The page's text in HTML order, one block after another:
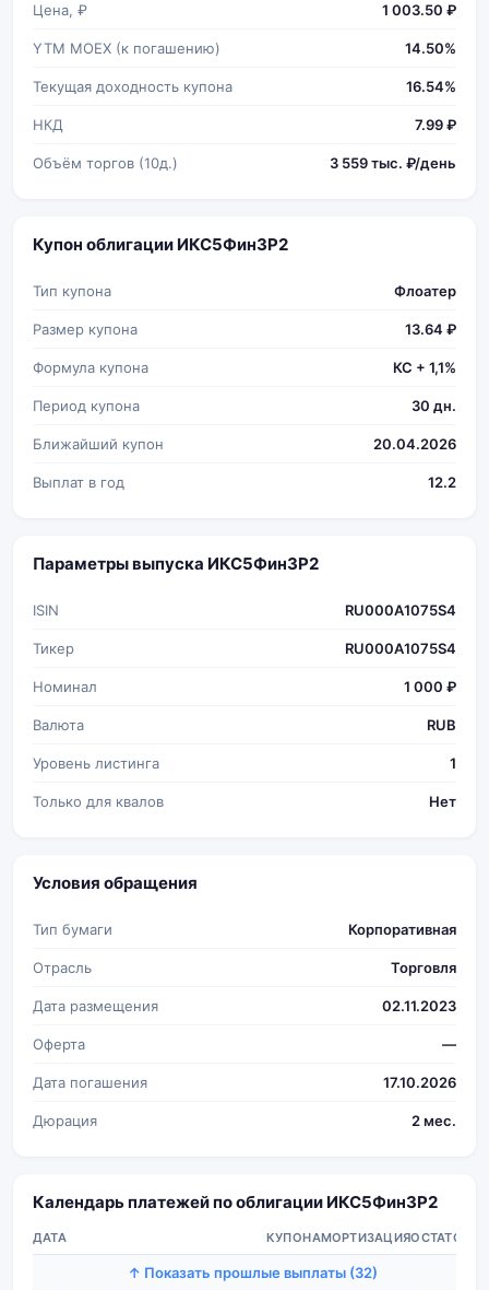
Цена, ₽ 1 003.50 ₽
YTM MOEX (к погашению) 14.50%
Текущая доходность купона 16.54%
НКД 7.99 ₽
Объём торгов (10д.) 3 559 тыс. ₽/день
Купон облигации ИКС5Фин3P2
Тип купона Флоатер
Размер купона 13.64 ₽
Формула купона КС + 1,1%
Период купона 30 дн.
Ближайший купон 20.04.2026
Выплат в год 12.2
Параметры выпуска ИКС5Фин3P2
ISIN RU000A1075S4
Тикер RU000A1075S4
Номинал 1 000 ₽
Валюта RUB
Уровень листинга 1
Только для квалов Нет
Условия обращения
Тип бумаги Корпоративная
Отрасль Торговля
Дата размещения 02.11.2023
Оферта —
Дата погашения 17.10.2026
Дюрация 2 мес.
Календарь платежей по облигации ИКС5Фин3P2
ДАТА КУПОНАМОРТИЗАЦИЯОСТАТОК
↑ Показать прошлые выплаты (32)